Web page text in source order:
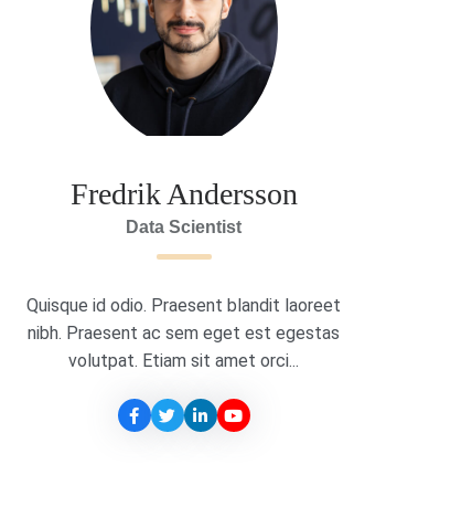
Fredrik Andersson
Data Scientist
Quisque id odio. Praesent blandit laoreet
nibh. Praesent ac sem eget est egestas
volutpat. Etiam sit amet orci...